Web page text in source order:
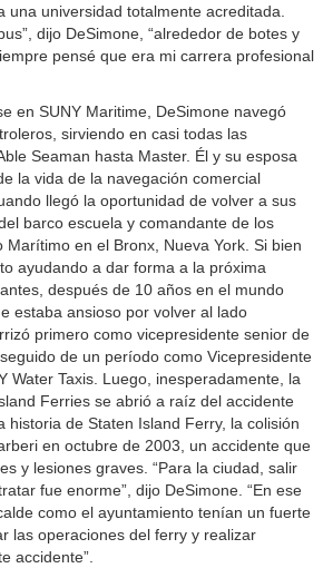
una universidad totalmente acreditada.
dijo DeSimone, “alrededor de botes y
pensé que era mi carrera profesional
en SUNY Maritime, DeSimone navegó
sirviendo en casi todas las
Seaman hasta Master. Él y su esposa
la vida de la navegación comercial
llegó la oportunidad de volver a sus
barco escuela y comandante de los
Marítimo en el Bronx, Nueva York. Si bien
ayudando a dar forma a la próxima
después de 10 años en el mundo
estaba ansioso por volver al lado
primero como vicepresidente senior de
de un período como Vicepresidente
Water Taxis. Luego, inesperadamente, la
Ferries se abrió a raíz del accidente
historia de Staten Island Ferry, la colisión
en octubre de 2003, un accidente que
y lesiones graves. “Para la ciudad, salir
fue enorme”, dijo DeSimone. “En ese
como el ayuntamiento tenían un fuerte
las operaciones del ferry y realizar
accidente”.